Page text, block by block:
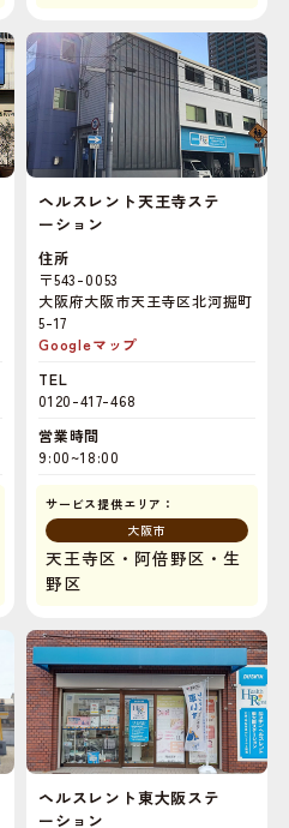
ヘルスレント天王寺ステ
ーション
住所
〒543-0053
大阪府大阪市天王寺区北河掘町
5-17
Googleマップ
TEL
0120-417-468
営業時間
9:00~18:00
サービス提供エリア：
大阪市
天王寺区・阿倍野区・生
野区
ヘルスレント東大阪ステ
ーション